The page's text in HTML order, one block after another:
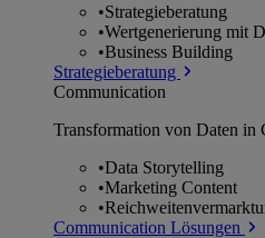
•Strategieberatung
•Wertgenerierung mit
•Business Building
Strategieberatung
Communication
Transformation von Daten in
•Data Storytelling
•Marketing Content
•
Communication Lösungen